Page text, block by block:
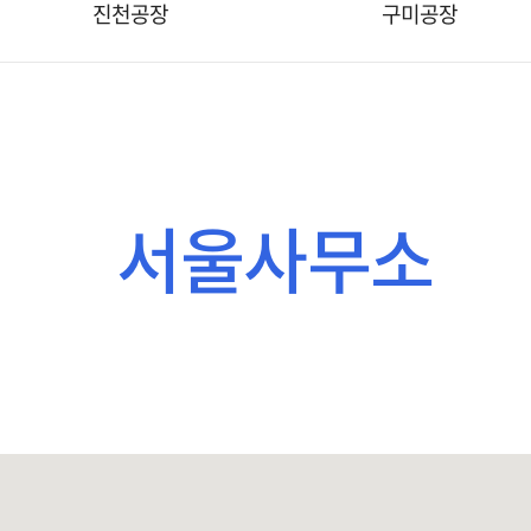
진천공장 구미공장
서울사무소